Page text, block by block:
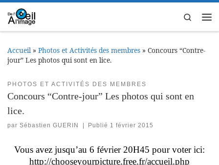
Passer au contenu
Search
Accueil » Photos et Activités des membres » Concours “Contre-
jour” Les photos qui sont en lice.
PHOTOS ET ACTIVITÉS DES MEMBRES
Concours “Contre-jour” Les photos qui sont en
lice.
par Sébastien GUERIN Publié 1 février 2015
Vous avez jusqu’au 6 février 20H45 pour voter ici:
http://chooseyourpicture.free.fr/accueil.php